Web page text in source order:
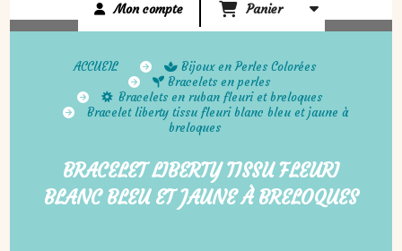
Mon compte Panier
ACCUEIL
Bijoux en Perles Colorées
Bracelets en perles
Bracelets en ruban fleuri et breloques
Bracelet liberty tissu fleuri blanc bleu et jaune à
breloques
BRACELET LIBERTY TISSU FLEURI
BLANC BLEU ET JAUNE À BRELOQUES